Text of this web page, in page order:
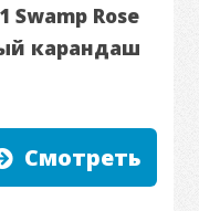
Swamp Rose
карандаш
Смотреть